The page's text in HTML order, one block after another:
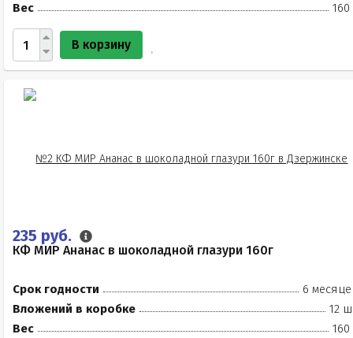
Вес
160
В корзину
235 руб.
КФ МИР Ананас в шоколадной глазури 160г
Срок годности
6
Вложений в коробке
12
Вес
160